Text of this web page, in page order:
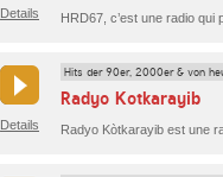
Details
Details
Hits der 90er, 2000er & von
Radyo Kotkarayib